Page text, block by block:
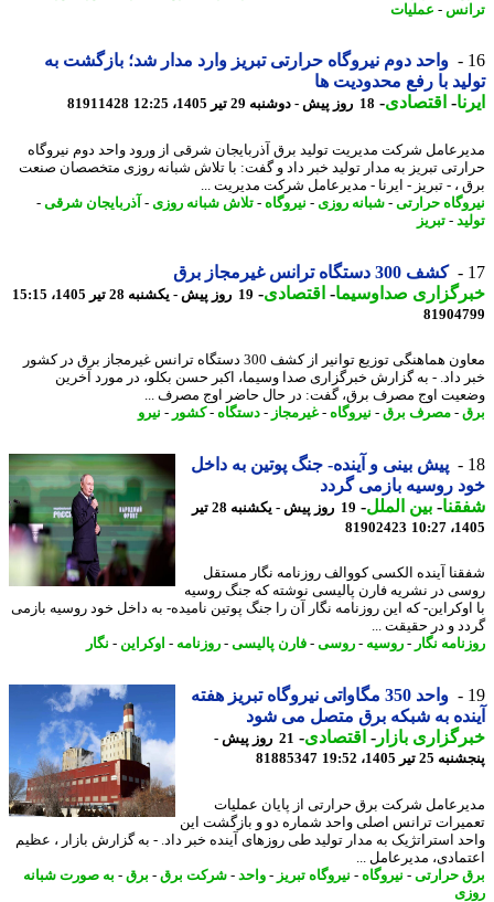
-عملیات
️واحد دوم نیروگاه حرارتی تبریز وارد مدار شد؛ بازگشت به
با رفع محدودیت ها
-اقتصادی-18 روز پیش - دوشنبه 29 تیر 1405، 12:25 81911428
شرکت مدیریت تولید برق آذربایجان شرقی از ورود واحد دوم نیروگاه
تبریز به مدار تولید خبر داد و گفت: با تلاش شبانه روزی متخصصان صنعت
، - تبریز - ایرنا - مدیرعامل شرکت مدیریت ...
حرارتی -شبانه روزی - نیروگاه -تلاش شبانه روزی - آذربایجان شرقی-
-تبریز
کشف 300 دستگاه ترانس غیرمجاز برق
صداوسیما-اقتصادی-19 روز پیش - یکشنبه 28 تیر 1405، 15:15
معاون هماهنگی توزیع توانیر از کشف 300 دستگاه ترانس غیرمجاز برق در کشور
داد. - به گزارش خبرگزاری صدا وسیما، اکبر حسن بکلو، در مورد آخرین
اوج مصرف برق، گفت: در حال حاضر اوج مصرف ...
- مصرف برق - نیروگاه -غیرمجاز-دستگاه-کشور-نیرو
پیش بینی و آینده- جنگ پوتین به داخل
روسیه بازمی گردد
-بین الملل-
19 روز پیش - یکشنبه 28 تیر
81902423
آینده الکسی کووالف روزنامه نگار مستقل
در نشریه فارن پالیسی نوشته که جنگ روسیه
که این روزنامه نگار آن را جنگ پوتین نامیده- به داخل خود روسیه بازمی
و در حقیقت ...
نگار -روسیه-روسی-فارن پالیسی-روزنامه -اوکراین- نگار
واحد 350 مگاواتی نیروگاه تبریز هفته
به شبکه برق متصل می شود
بازار- اقتصادی-
21 روز پیش -
تیر 1405، 19:52
81885347
شرکت برق حرارتی از پایان عملیات
ترانس اصلی واحد شماره دو و بازگشت این
استراتژیک به مدار تولید طی روزهای آینده خبر داد. - به گزارش بازار ، عظیم
مدیرعامل ...
حرارتی -نیروگاه -نیروگاه تبریز- واحد-شرکت برق - برق - به صورت شبانه